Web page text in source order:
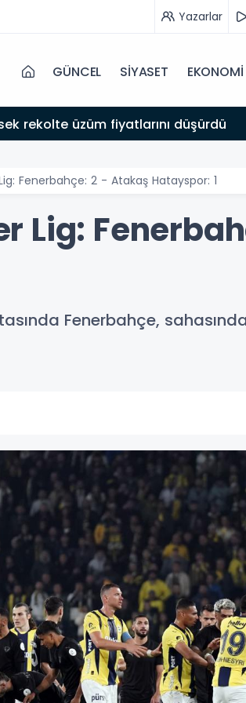
Yazarlar
GÜNCEL SİYASET EKONOMİ
rekolte üzüm fiyatlarını düşürdü
Fenerbahçe: 2 - Atakaş Hatayspor: 1
Lig:
Fenerbahçe,